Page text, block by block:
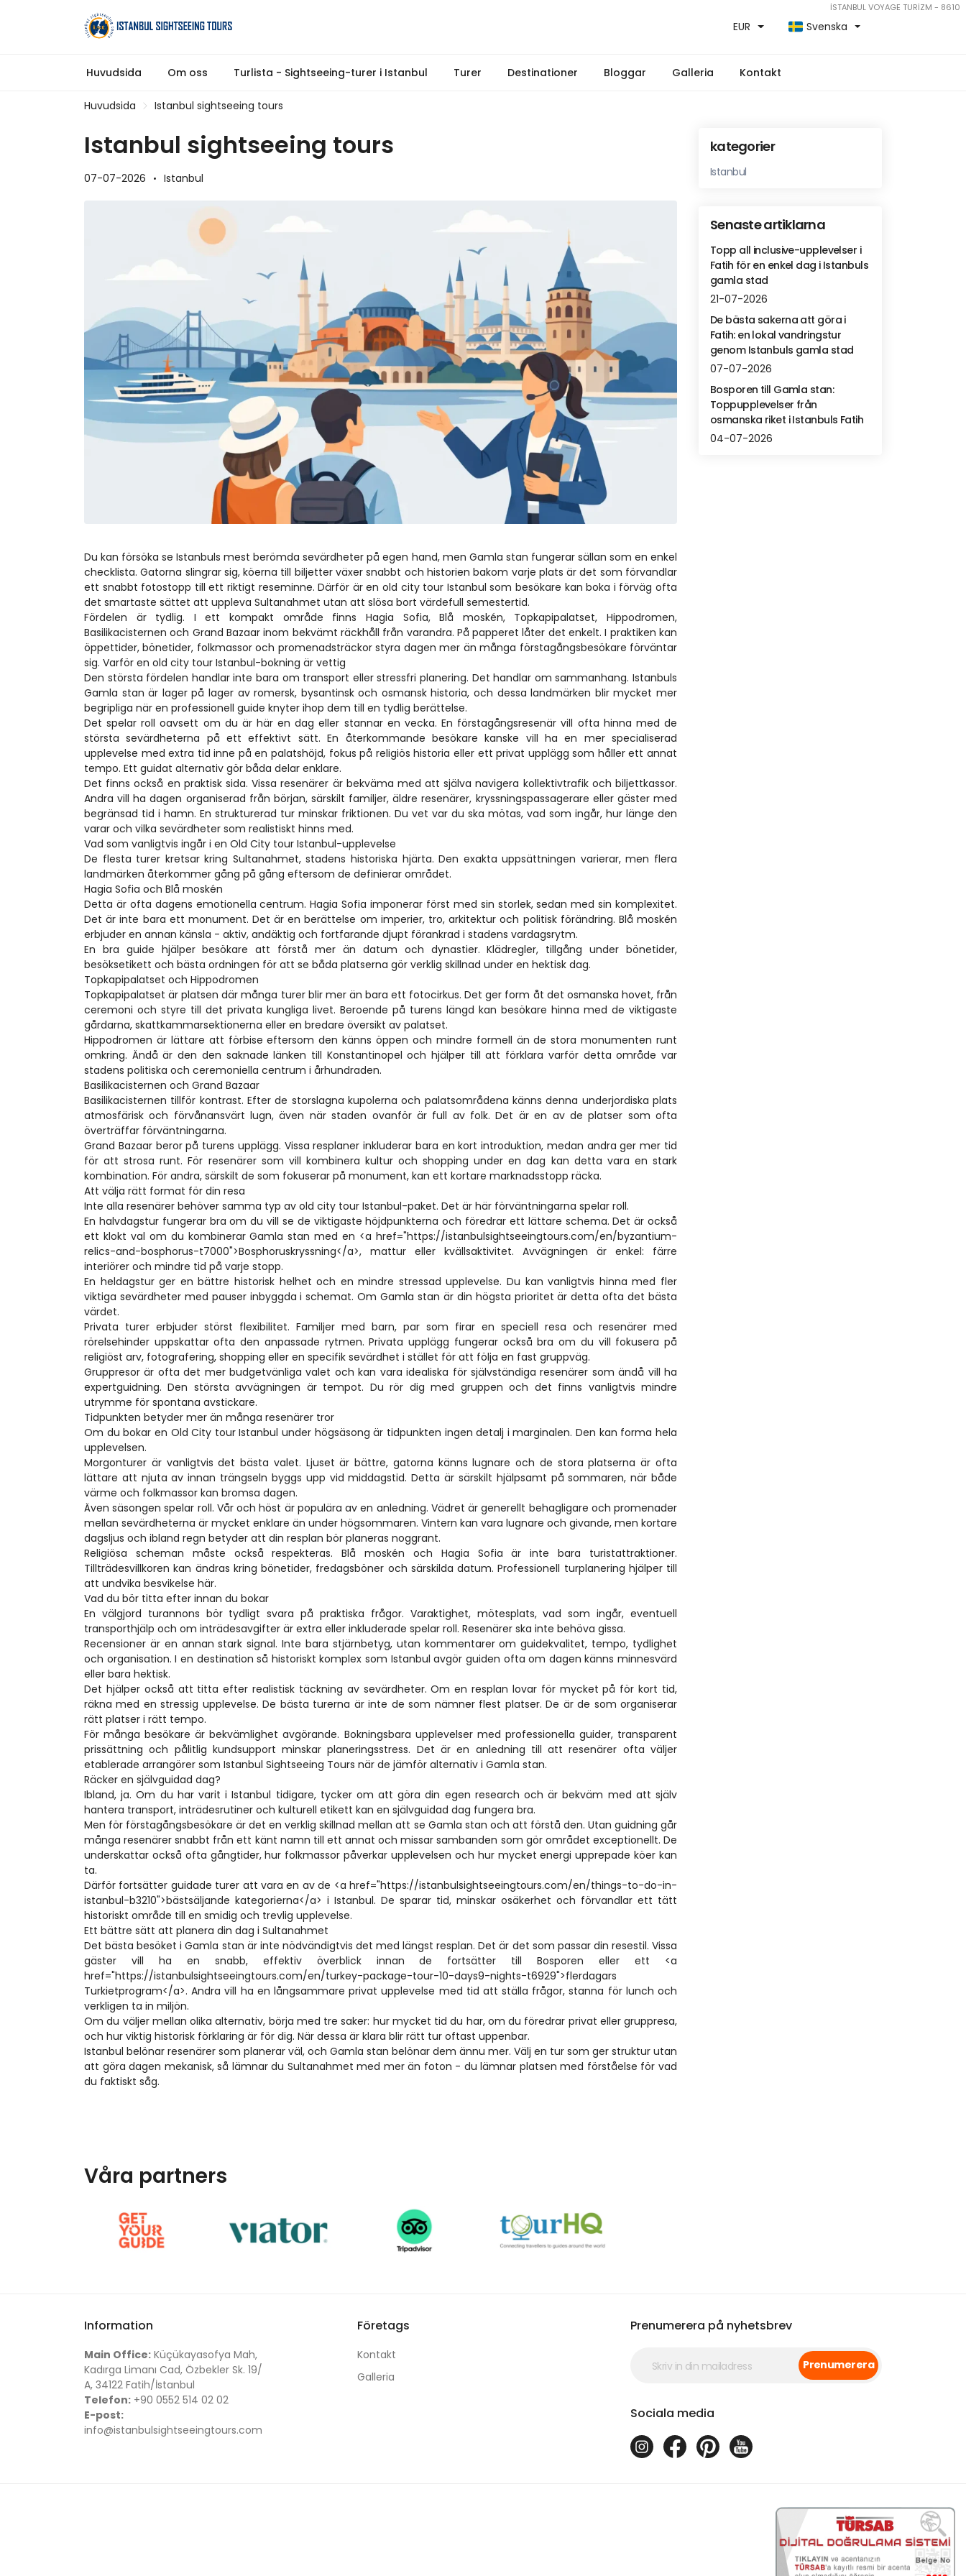
İSTANBUL VOYAGE TURİZM - 8610
EUR Svenska
Huvudsida Om oss Turlista - Sightseeing-turer i Istanbul Turer Destinationer Bloggar Galleria Kontakt
Huvudsida Istanbul sightseeing tours
Istanbul sightseeing tours
07-07-2026 Istanbul
Du kan försöka se Istanbuls mest berömda sevärdheter på egen hand, men Gamla stan fungerar sällan som en enkel
checklista. Gatorna slingrar sig, köerna till biljetter växer snabbt och historien bakom varje plats är det som förvandlar
ett snabbt fotostopp till ett riktigt reseminne. Därför är en old city tour Istanbul som besökare kan boka i förväg ofta
det smartaste sättet att uppleva Sultanahmet utan att slösa bort värdefull semestertid.
Fördelen är tydlig. I ett kompakt område finns Hagia Sofia, Blå moskén, Topkapipalatset, Hippodromen,
Basilikacisternen och Grand Bazaar inom bekvämt räckhåll från varandra. På papperet låter det enkelt. I praktiken kan
öppettider, bönetider, folkmassor och promenadsträckor styra dagen mer än många förstagångsbesökare förväntar
sig. Varför en old city tour Istanbul-bokning är vettig
Den största fördelen handlar inte bara om transport eller stressfri planering. Det handlar om sammanhang. Istanbuls
Gamla stan är lager på lager av romersk, bysantinsk och osmansk historia, och dessa landmärken blir mycket mer
begripliga när en professionell guide knyter ihop dem till en tydlig berättelse.
Det spelar roll oavsett om du är här en dag eller stannar en vecka. En förstagångsresenär vill ofta hinna med de
största sevärdheterna på ett effektivt sätt. En återkommande besökare kanske vill ha en mer specialiserad
upplevelse med extra tid inne på en palatshöjd, fokus på religiös historia eller ett privat upplägg som håller ett annat
tempo. Ett guidat alternativ gör båda delar enklare.
Det finns också en praktisk sida. Vissa resenärer är bekväma med att själva navigera kollektivtrafik och biljettkassor.
Andra vill ha dagen organiserad från början, särskilt familjer, äldre resenärer, kryssningspassagerare eller gäster med
begränsad tid i hamn. En strukturerad tur minskar friktionen. Du vet var du ska mötas, vad som ingår, hur länge den
varar och vilka sevärdheter som realistiskt hinns med.
Vad som vanligtvis ingår i en Old City tour Istanbul-upplevelse
De flesta turer kretsar kring Sultanahmet, stadens historiska hjärta. Den exakta uppsättningen varierar, men flera
landmärken återkommer gång på gång eftersom de definierar området.
Hagia Sofia och Blå moskén
Detta är ofta dagens emotionella centrum. Hagia Sofia imponerar först med sin storlek, sedan med sin komplexitet.
Det är inte bara ett monument. Det är en berättelse om imperier, tro, arkitektur och politisk förändring. Blå moskén
erbjuder en annan känsla - aktiv, andäktig och fortfarande djupt förankrad i stadens vardagsrytm.
En bra guide hjälper besökare att förstå mer än datum och dynastier. Klädregler, tillgång under bönetider,
besöksetikett och bästa ordningen för att se båda platserna gör verklig skillnad under en hektisk dag.
Topkapipalatset och Hippodromen
Topkapipalatset är platsen där många turer blir mer än bara ett fotocirkus. Det ger form åt det osmanska hovet, från
ceremoni och styre till det privata kungliga livet. Beroende på turens längd kan besökare hinna med de viktigaste
gårdarna, skattkammarsektionerna eller en bredare översikt av palatset.
Hippodromen är lättare att förbise eftersom den känns öppen och mindre formell än de stora monumenten runt
omkring. Ändå är den den saknade länken till Konstantinopel och hjälper till att förklara varför detta område var
stadens politiska och ceremoniella centrum i århundraden.
Basilikacisternen och Grand Bazaar
Basilikacisternen tillför kontrast. Efter de storslagna kupolerna och palatsområdena känns denna underjordiska plats
atmosfärisk och förvånansvärt lugn, även när staden ovanför är full av folk. Det är en av de platser som ofta
överträffar förväntningarna.
Grand Bazaar beror på turens upplägg. Vissa resplaner inkluderar bara en kort introduktion, medan andra ger mer tid
för att strosa runt. För resenärer som vill kombinera kultur och shopping under en dag kan detta vara en stark
kombination. För andra, särskilt de som fokuserar på monument, kan ett kortare marknadsstopp räcka.
Att välja rätt format för din resa
Inte alla resenärer behöver samma typ av old city tour Istanbul-paket. Det är här förväntningarna spelar roll.
En halvdagstur fungerar bra om du vill se de viktigaste höjdpunkterna och föredrar ett lättare schema. Det är också
ett klokt val om du kombinerar Gamla stan med en <a href="https://istanbulsightseeingtours.com/en/byzantium-
relics-and-bosphorus-t7000">Bosphoruskryssning</a>, mattur eller kvällsaktivitet. Avvägningen är enkel: färre
interiörer och mindre tid på varje stopp.
En heldagstur ger en bättre historisk helhet och en mindre stressad upplevelse. Du kan vanligtvis hinna med fler
viktiga sevärdheter med pauser inbyggda i schemat. Om Gamla stan är din högsta prioritet är detta ofta det bästa
värdet.
Privata turer erbjuder störst flexibilitet. Familjer med barn, par som firar en speciell resa och resenärer med
rörelsehinder uppskattar ofta den anpassade rytmen. Privata upplägg fungerar också bra om du vill fokusera på
religiöst arv, fotografering, shopping eller en specifik sevärdhet i stället för att följa en fast gruppväg.
Gruppresor är ofta det mer budgetvänliga valet och kan vara idealiska för självständiga resenärer som ändå vill ha
expertguidning. Den största avvägningen är tempot. Du rör dig med gruppen och det finns vanligtvis mindre
utrymme för spontana avstickare.
Tidpunkten betyder mer än många resenärer tror
Om du bokar en Old City tour Istanbul under högsäsong är tidpunkten ingen detalj i marginalen. Den kan forma hela
upplevelsen.
Morgonturer är vanligtvis det bästa valet. Ljuset är bättre, gatorna känns lugnare och de stora platserna är ofta
lättare att njuta av innan trängseln byggs upp vid middagstid. Detta är särskilt hjälpsamt på sommaren, när både
värme och folkmassor kan bromsa dagen.
Även säsongen spelar roll. Vår och höst är populära av en anledning. Vädret är generellt behagligare och promenader
mellan sevärdheterna är mycket enklare än under högsommaren. Vintern kan vara lugnare och givande, men kortare
dagsljus och ibland regn betyder att din resplan bör planeras noggrant.
Religiösa scheman måste också respekteras. Blå moskén och Hagia Sofia är inte bara turistattraktioner.
Tillträdesvillkoren kan ändras kring bönetider, fredagsböner och särskilda datum. Professionell turplanering hjälper till
att undvika besvikelse här.
Vad du bör titta efter innan du bokar
En välgjord turannons bör tydligt svara på praktiska frågor. Varaktighet, mötesplats, vad som ingår, eventuell
transporthjälp och om inträdesavgifter är extra eller inkluderade spelar roll. Resenärer ska inte behöva gissa.
Recensioner är en annan stark signal. Inte bara stjärnbetyg, utan kommentarer om guidekvalitet, tempo, tydlighet
och organisation. I en destination så historiskt komplex som Istanbul avgör guiden ofta om dagen känns minnesvärd
eller bara hektisk.
Det hjälper också att titta efter realistisk täckning av sevärdheter. Om en resplan lovar för mycket på för kort tid,
räkna med en stressig upplevelse. De bästa turerna är inte de som nämner flest platser. De är de som organiserar
rätt platser i rätt tempo.
För många besökare är bekvämlighet avgörande. Bokningsbara upplevelser med professionella guider, transparent
prissättning och pålitlig kundsupport minskar planeringsstress. Det är en anledning till att resenärer ofta väljer
etablerade arrangörer som Istanbul Sightseeing Tours när de jämför alternativ i Gamla stan.
Räcker en självguidad dag?
Ibland, ja. Om du har varit i Istanbul tidigare, tycker om att göra din egen research och är bekväm med att själv
hantera transport, inträdesrutiner och kulturell etikett kan en självguidad dag fungera bra.
Men för förstagångsbesökare är det en verklig skillnad mellan att se Gamla stan och att förstå den. Utan guidning går
många resenärer snabbt från ett känt namn till ett annat och missar sambanden som gör området exceptionellt. De
underskattar också ofta gångtider, hur folkmassor påverkar upplevelsen och hur mycket energi upprepade köer kan
ta.
Därför fortsätter guidade turer att vara en av de <a href="https://istanbulsightseeingtours.com/en/things-to-do-in-
istanbul-b3210">bästsäljande kategorierna</a> i Istanbul. De sparar tid, minskar osäkerhet och förvandlar ett tätt
historiskt område till en smidig och trevlig upplevelse.
Ett bättre sätt att planera din dag i Sultanahmet
Det bästa besöket i Gamla stan är inte nödvändigtvis det med längst resplan. Det är det som passar din resestil. Vissa
gäster vill ha en snabb, effektiv överblick innan de fortsätter till Bosporen eller ett <a
href="https://istanbulsightseeingtours.com/en/turkey-package-tour-10-days9-nights-t6929">flerdagars
Turkietprogram</a>. Andra vill ha en långsammare privat upplevelse med tid att ställa frågor, stanna för lunch och
verkligen ta in miljön.
Om du väljer mellan olika alternativ, börja med tre saker: hur mycket tid du har, om du föredrar privat eller gruppresa,
och hur viktig historisk förklaring är för dig. När dessa är klara blir rätt tur oftast uppenbar.
Istanbul belönar resenärer som planerar väl, och Gamla stan belönar dem ännu mer. Välj en tur som ger struktur utan
att göra dagen mekanisk, så lämnar du Sultanahmet med mer än foton - du lämnar platsen med förståelse för vad
du faktiskt såg.
kategorier
Istanbul
Senaste artiklarna
Topp all inclusive-upplevelser i
Fatih för en enkel dag i Istanbuls
gamla stad
21-07-2026
De bästa sakerna att göra i
Fatih: en lokal vandringstur
genom Istanbuls gamla stad
07-07-2026
Bosporen till Gamla stan:
Toppupplevelser från
osmanska riket i Istanbuls Fatih
04-07-2026
Våra partners
Information
Main Office: Küçükayasofya Mah,
Kadırga Limanı Cad, Özbekler Sk. 19/
A, 34122 Fatih/İstanbul
Telefon: +90 0552 514 02 02
E-post:
info@istanbulsightseeingtours.com
Företags
Kontakt
Galleria
Prenumerera på nyhetsbrev
Prenumerera
Sociala media